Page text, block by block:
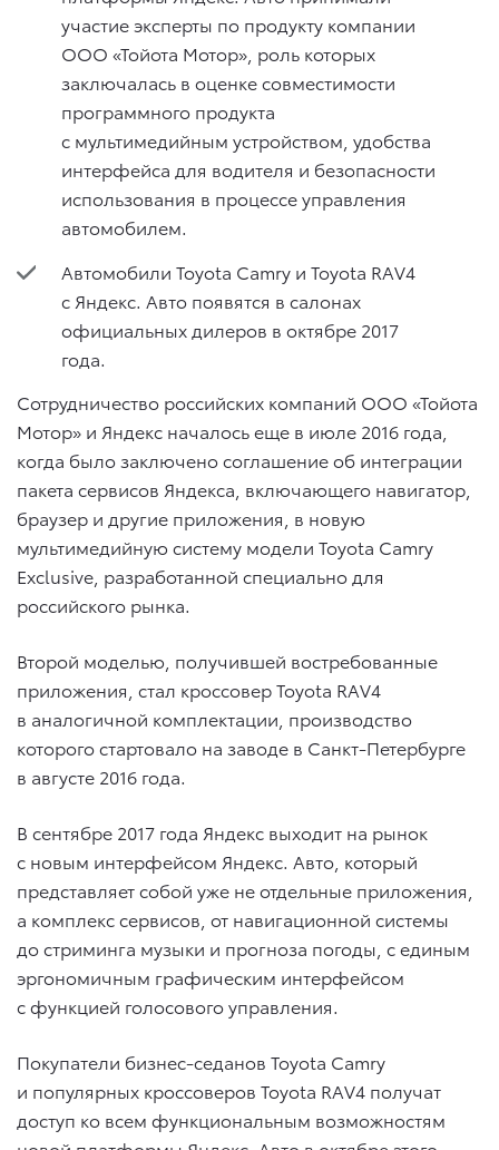
участие эксперты по продукту компании
ООО «Тойота Мотор», роль которых
заключалась в оценке совместимости
программного продукта
с мультимедийным устройством, удобства
интерфейса для водителя и безопасности
использования в процессе управления
автомобилем.
Автомобили Toyota Camry и Toyota RAV4
c Яндекс. Авто появятся в салонах
официальных дилеров в октябре 2017
года.
Сотрудничество российских компаний ООО «Тойота
Мотор» и Яндекс началось еще в июле 2016 года,
когда было заключено соглашение об интеграции
пакета сервисов Яндекса, включающего навигатор,
браузер и другие приложения, в новую
мультимедийную систему модели Toyota Camry
Exclusive, разработанной специально для
российского рынка.
Второй моделью, получившей востребованные
приложения, стал кроссовер Toyota RAV4
в аналогичной комплектации, производство
которого стартовало на заводе в Санкт-Петербурге
в августе 2016 года.
В сентябре 2017 года Яндекс выходит на рынок
с новым интерфейсом Яндекс. Авто, который
представляет собой уже не отдельные приложения,
а комплекс сервисов, от навигационной системы
до стриминга музыки и прогноза погоды, с единым
эргономичным графическим интерфейсом
с функцией голосового управления.
Покупатели бизнес-седанов Toyota Camry
и популярных кроссоверов Toyota RAV4 получат
доступ ко всем функциональным возможностям